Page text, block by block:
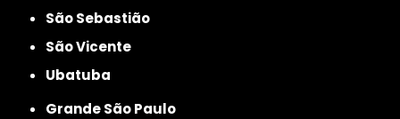
São Sebastião
São Vicente
Ubatuba
Grande São Paulo